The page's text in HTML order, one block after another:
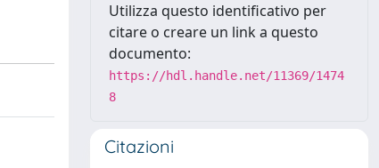
Utilizza questo identificativo per
citare o creare un link a questo
documento:
https://hdl.handle.net/11369/1474
8
Citazioni